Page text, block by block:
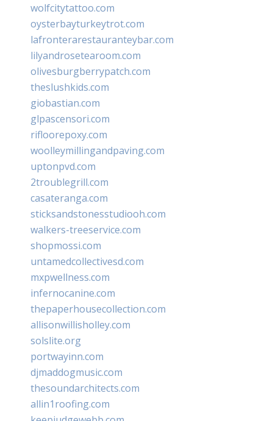
wolfcitytattoo.com
oysterbayturkeytrot.com
lafronterarestauranteybar.com
lilyandrosetearoom.com
olivesburgberrypatch.com
theslushkids.com
giobastian.com
glpascensori.com
rifloorepoxy.com
woolleymillingandpaving.com
uptonpvd.com
2troublegrill.com
casateranga.com
sticksandstonesstudiooh.com
walkers-treeservice.com
shopmossi.com
untamedcollectivesd.com
mxpwellness.com
infernocanine.com
thepaperhousecollection.com
allisonwillisholley.com
solslite.org
portwayinn.com
djmaddogmusic.com
thesoundarchitects.com
allin1roofing.com